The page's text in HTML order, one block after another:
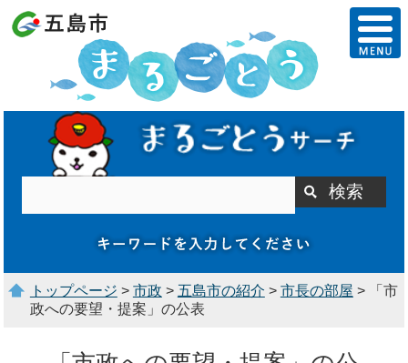
トップページ > 市政 > 五島市の紹介 > 市長の部屋 > 「市
政への要望・提案」の公表